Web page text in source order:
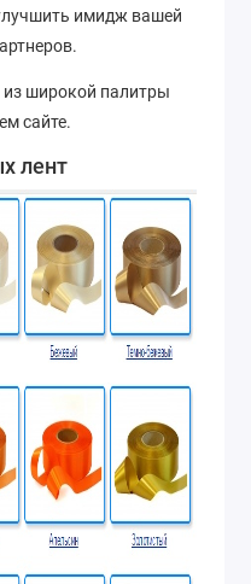
имидж вашей
из широкой палитры
сайте.
лент